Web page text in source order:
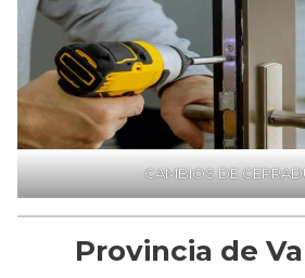
CAMBIOS DE
Provincia de